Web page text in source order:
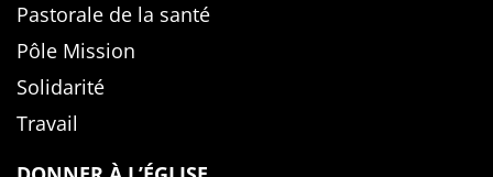
Pastorale de la santé
Pôle Mission
Solidarité
Travail